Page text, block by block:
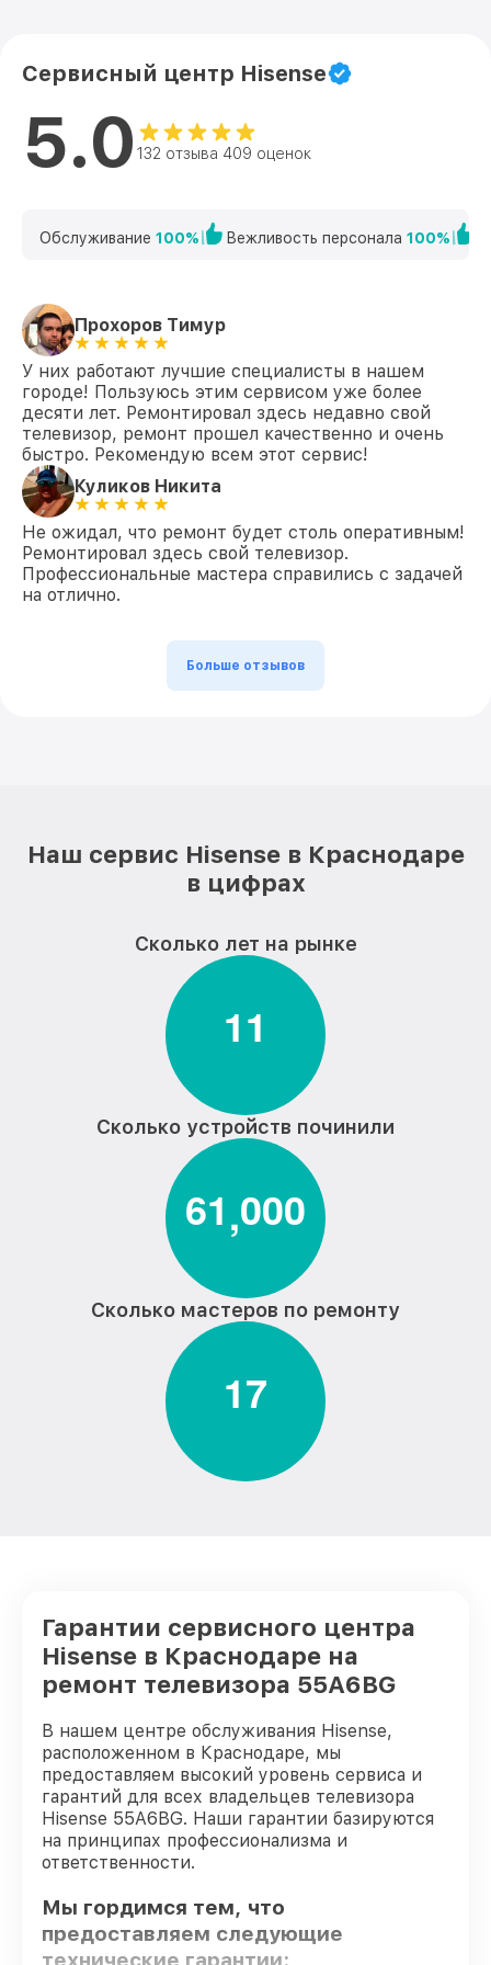
Замена трансформаторов подсветки
55A6BG Hisense
Сервисный центр Hisense
5.0 132 отзыва 409 оценок
Обслуживание 100% Вежливость персонала 100%
Прохоров Тимур
У них работают лучшие специалисты в нашем
городе! Пользуюсь этим сервисом уже более
десяти лет. Ремонтировал здесь недавно свой
телевизор, ремонт прошел качественно и очень
быстро. Рекомендую всем этот сервис!
Куликов Никита
Не ожидал, что ремонт будет столь оперативным!
Ремонтировал здесь свой телевизор.
Профессиональные мастера справились с задачей
на отлично.
Больше отзывов
Наш сервис Hisense в Краснодаре
в цифрах
Сколько лет на рынке
11
Сколько устройств починили
61,000
Сколько мастеров по ремонту
17
Гарантии сервисного центра
Hisense в Краснодаре на
ремонт телевизора 55A6BG
В нашем центре обслуживания Hisense,
расположенном в Краснодаре, мы
предоставляем высокий уровень сервиса и
гарантий для всех владельцев телевизора
Hisense 55A6BG. Наши гарантии базируются
на принципах профессионализма и
ответственности.
Мы гордимся тем, что
предоставляем следующие
технические гарантии: